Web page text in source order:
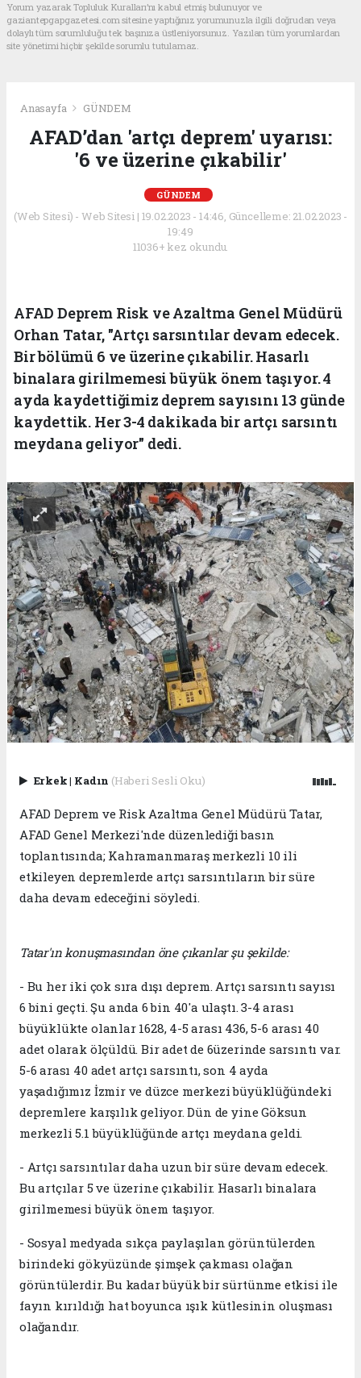
Yorum yazarak Topluluk Kuralları’nı kabul etmiş bulunuyor ve
gaziantepgapgazetesi.com sitesine yaptığınız yorumunuzla ilgili doğrudan veya
dolaylı tüm sorumluluğu tek başınıza üstleniyorsunuz. Yazılan tüm yorumlardan
site yönetimi hiçbir şekilde sorumlu tutulamaz.
Anasayfa GÜNDEM
AFAD’dan 'artçı deprem' uyarısı:
'6 ve üzerine çıkabilir'
GÜNDEM
(Web Sitesi) - Web Sitesi | 19.02.2023 - 14:46, Güncelleme: 21.02.2023 -
19:49
11036+ kez okundu.
AFAD Deprem Risk ve Azaltma Genel Müdürü
Orhan Tatar, "Artçı sarsıntılar devam edecek.
Bir bölümü 6 ve üzerine çıkabilir. Hasarlı
binalara girilmemesi büyük önem taşıyor. 4
ayda kaydettiğimiz deprem sayısını 13 günde
kaydettik. Her 3-4 dakikada bir artçı sarsıntı
meydana geliyor" dedi.
Erkek| Kadın (Haberi Sesli Oku)
AFAD Deprem ve Risk Azaltma Genel Müdürü Tatar,
AFAD Genel Merkezi'nde düzenlediği basın
toplantısında; Kahramanmaraş merkezli 10 ili
etkileyen depremlerde artçı sarsıntıların bir süre
daha devam edeceğini söyledi.
Tatar'ın konuşmasından öne çıkanlar şu şekilde:
- Bu her iki çok sıra dışı deprem. Artçı sarsıntı sayısı
6 bini geçti. Şu anda 6 bin 40'a ulaştı. 3-4 arası
büyüklükte olanlar 1628, 4-5 arası 436, 5-6 arası 40
adet olarak ölçüldü. Bir adet de 6üzerinde sarsıntı var.
5-6 arası 40 adet artçı sarsıntı, son 4 ayda
yaşadığımız İzmir ve düzce merkezi büyüklüğündeki
depremlere karşılık geliyor. Dün de yine Göksun
merkezli 5.1 büyüklüğünde artçı meydana geldi.
- Artçı sarsıntılar daha uzun bir süre devam edecek.
Bu artçılar 5 ve üzerine çıkabilir. Hasarlı binalara
girilmemesi büyük önem taşıyor.
- Sosyal medyada sıkça paylaşılan görüntülerden
birindeki gökyüzünde şimşek çakması olağan
görüntülerdir. Bu kadar büyük bir sürtünme etkisi ile
fayın kırıldığı hat boyunca ışık kütlesinin oluşması
olağandır.